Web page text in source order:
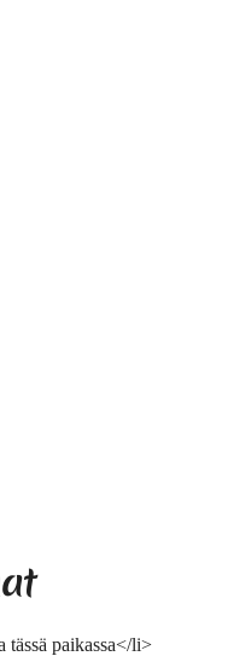
tässä paikassa</li>